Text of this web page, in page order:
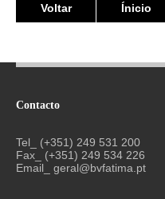
Voltar Ínicio
Contacto
Tel_ (+351) 249 531 200
Fax_ (+351) 249 534 226
Email_ geral@bvfatima.pt